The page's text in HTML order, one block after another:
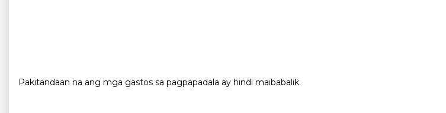
Pakitandaan na ang mga gastos sa pagpapadala ay hindi maibabalik.